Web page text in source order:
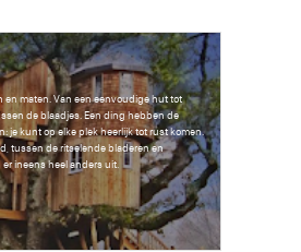
en maten. Van een eenvoudige hut tot
de blaadjes. Een ding hebben de
je kunt op elke plek heerlijk tot rust komen.
tussen de ritselende bladeren en
ineens heel anders uit.